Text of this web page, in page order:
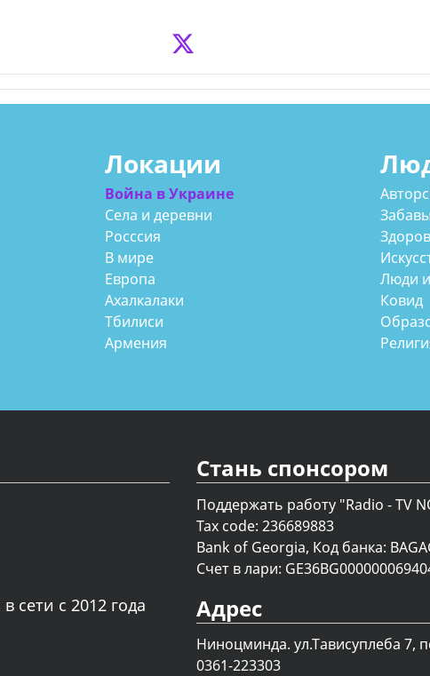
Локации
Война в Украине
Села и деревни
Росссия
В мире
Европа
Ахалкалаки
Тбилиси
Армения
Люди
Ковид
сети с 2012 года
Стань спонсором
Поддержать работу "Radio - TV
Tax code: 236689883
Bank of Georgia, Код банка:
Счет в лари:
Адрес
Ниноцминда. ул.Тависуплеба 7,
0361-223303